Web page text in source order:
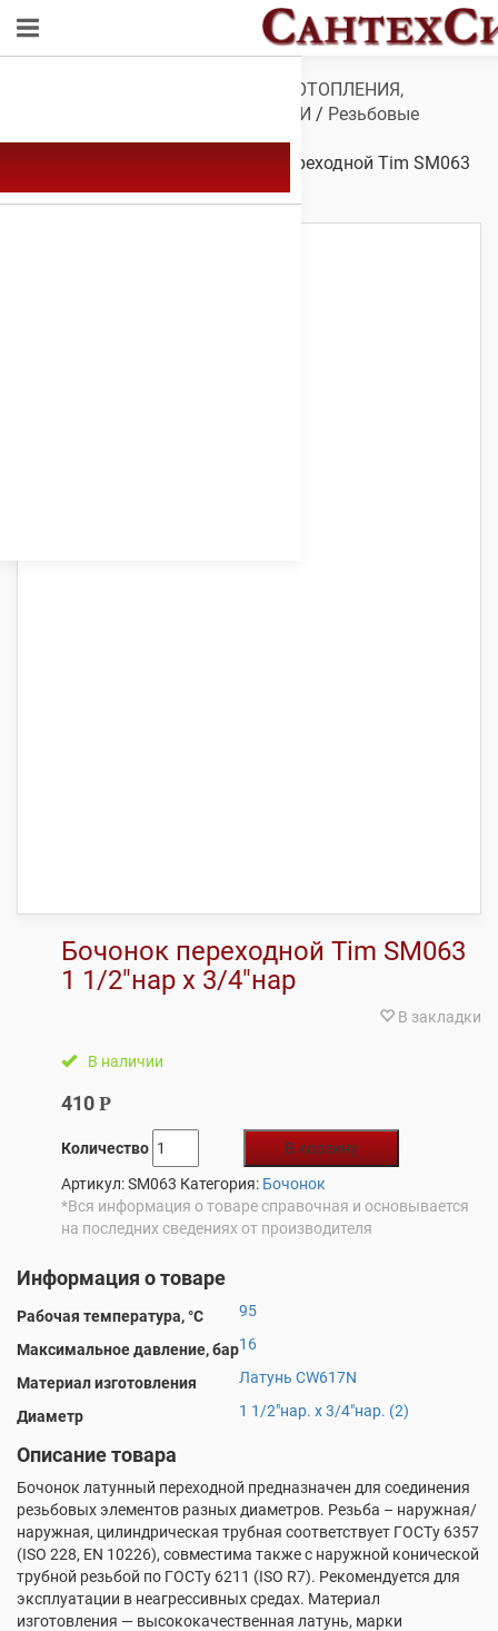
ТРУБЫ И ФИТИНГИ ДЛЯ ОТОПЛЕНИЯ,
ВОДОСНАБЖЕНИЯ, КАНАЛИЗАЦИИ / Резьбовые
фитинги/Фитинги резьбовые
/ Бочонок переходной Tim SM063
1 1/2″нар х 3/4″нар
Бочонок переходной Tim SM063
1 1/2″нар х 3/4″нар
В закладки
В наличии
410 Р
Количество
В корзину
Артикул:SM063 Категория: Бочонок
*Вся информация о товаре справочная и основывается
на последних сведениях от производителя
Информация о товаре
Рабочая температура, °С 95
Максимальное давление, бар16
Материал изготовления Латунь CW617N
Диаметр 1 1/2"нар. х 3/4"нар. (2)
Описание товара
Бочонок латунный переходной предназначен для соединения
резьбовых элементов разных диаметров. Резьба – наружная/
наружная, цилиндрическая трубная соответствует ГОСТу 6357
(ISO 228, EN 10226), совместима также с наружной конической
трубной резьбой по ГОСТу 6211 (ISO R7). Рекомендуется для
эксплуатации в неагрессивных средах. Материал
изготовления — высококачественная латунь, марки